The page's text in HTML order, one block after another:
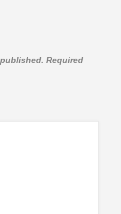
Required